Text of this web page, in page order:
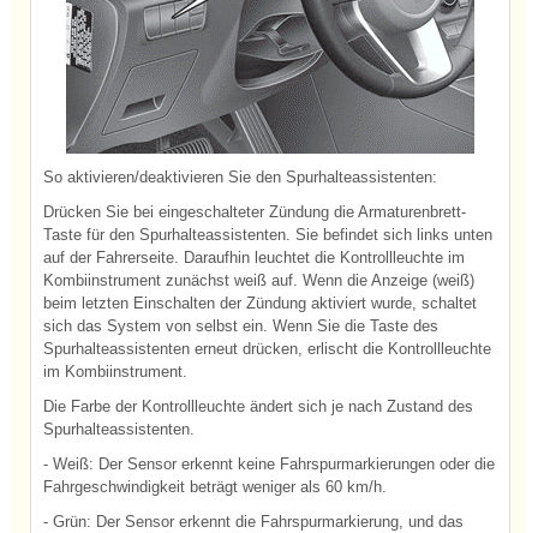
So aktivieren/deaktivieren Sie den Spurhalteassistenten:
Drücken Sie bei eingeschalteter Zündung die Armaturenbrett-
Taste für den Spurhalteassistenten. Sie befindet sich links unten
auf der Fahrerseite. Daraufhin leuchtet die Kontrollleuchte im
Kombiinstrument zunächst weiß auf. Wenn die Anzeige (weiß)
beim letzten Einschalten der Zündung aktiviert wurde, schaltet
sich das System von selbst ein. Wenn Sie die Taste des
Spurhalteassistenten erneut drücken, erlischt die Kontrollleuchte
im Kombiinstrument.
Die Farbe der Kontrollleuchte ändert sich je nach Zustand des
Spurhalteassistenten.
- Weiß: Der Sensor erkennt keine Fahrspurmarkierungen oder die
Fahrgeschwindigkeit beträgt weniger als 60 km/h.
- Grün: Der Sensor erkennt die Fahrspurmarkierung, und das